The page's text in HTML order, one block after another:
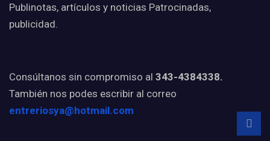
Publinotas, artículos y noticias Patrocinadas,
publicidad.
Consúltanos sin compromiso al 343-4384338.
También nos podes escribir al correo
entreriosya@hotmail.com